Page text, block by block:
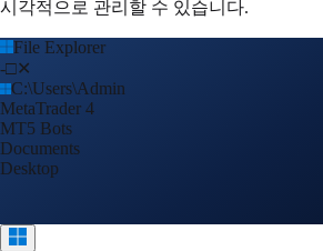
시각적으로 관리할 수 있습니다.
File Explorer
-□✕
C:\Users\Admin
MetaTrader 4
MT5 Bots
Documents
Desktop